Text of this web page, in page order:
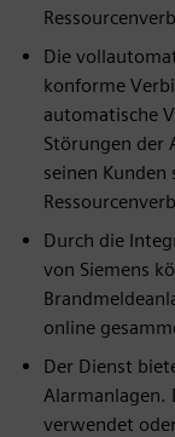
Die
konforme
automatische
Störungen der
seinen
Durch die
von Siemens
online
Der Dienst
Alarmanlagen.
verwendet